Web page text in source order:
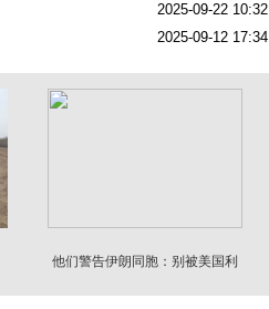
2025-09-22 10:32
2025-09-12 17:34
他们警告伊朗同胞：别被美国利